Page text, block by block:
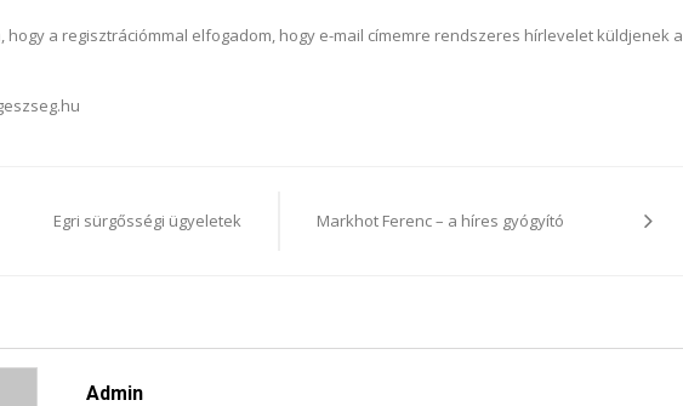
hogy a regisztrációmmal elfogadom, hogy e-mail címemre rendszeres hírlevelet küldjenek a
Egri sürgősségi ügyeletek Markhot Ferenc – a híres gyógyító
Admin